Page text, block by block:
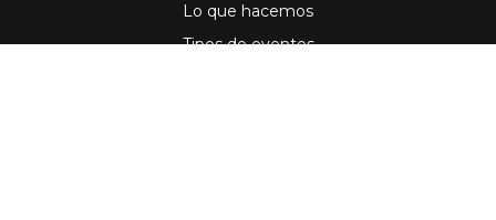
Lo que hacemos
Tipos de eventos